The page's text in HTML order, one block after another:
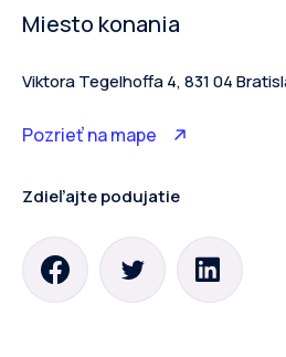
Miesto konania
Viktora Tegelhoffa 4, 831 04
Pozrieť na mape
Zdieľajte podujatie